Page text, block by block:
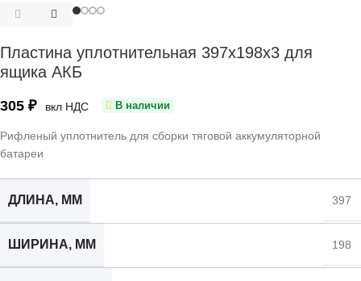
Пластина уплотнительная 397х198х3 для
ящика АКБ
305 ₽ вкл НДС В наличии
Рифленый уплотнитель для сборки тяговой аккумуляторной
батареи
ДЛИНА, ММ 397
ШИРИНА, ММ 198